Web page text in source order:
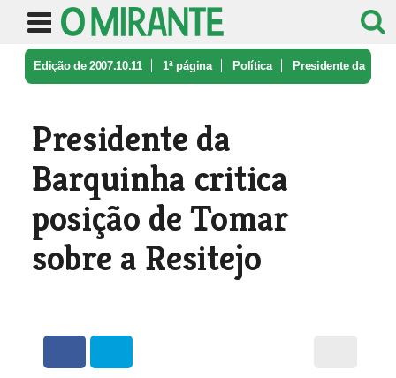
Edição de 2007.10.11 1ª página Política Presidente da
Presidente da
Barquinha critica
posição de Tomar
sobre a Resitejo